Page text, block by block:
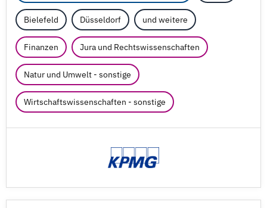
Bielefeld Düsseldorf und weitere
Finanzen Jura und Rechtswissenschaften
Natur und Umwelt - sonstige
Wirtschaftswissenschaften - sonstige